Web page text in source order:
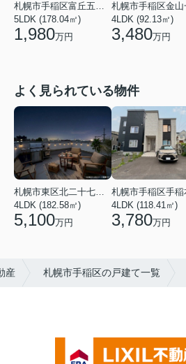
札幌市手稲区富丘五条５丁目
5LDK (178.04㎡)
1,980万円
4LDK (92.13㎡)
3,480万円
よく見られている物件
札幌市東区北二十七条東２１丁目
4LDK (182.58㎡)
5,100万円
4LDK (118.41㎡)
3,780万円
産 札幌市手稲区の戸建て一覧